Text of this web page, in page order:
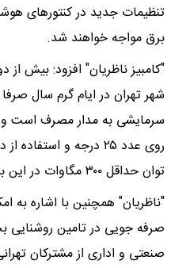
تنظیمات جدید در کنتورهای
برق مواجه خواهند شد.
شهر تهران در ایام گرم سال
سرمایشی به مدار مصرف است و
روی عدد ۲۵ درجه و
توان حداقل ۳۰۰ مگاوات در این بخش صرفه جویی کرد.
"ناظریان" همچنین با اشاره به
صرفه جویی در تامین
صنعتی و اداری از مشترکان